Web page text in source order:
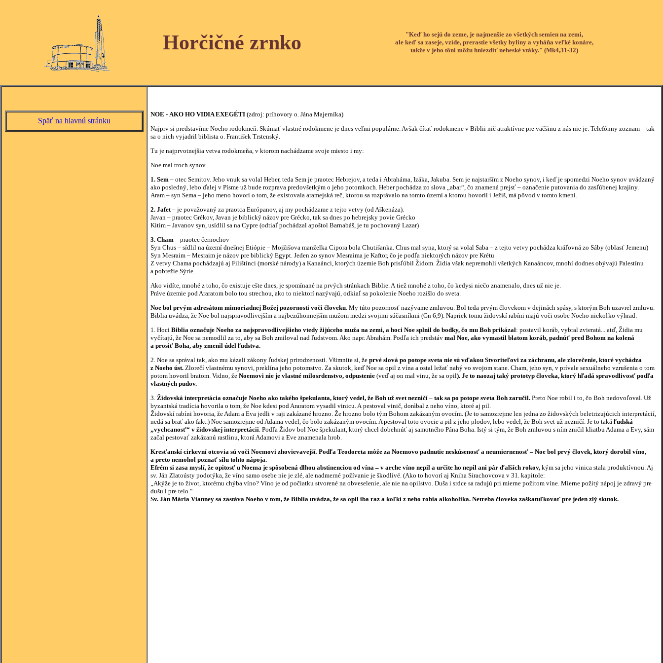
Horčičné zrnko
"Keď ho sejú do zeme, je najmenšie zo všetkých semien na zemi,
ale keď sa zaseje, vzíde, prerastie všetky byliny a vyháňa veľké konáre,
takže v jeho tôni môžu hniezdiť nebeské vtáky." (Mk4,31-32)
Späť na hlavnú stránku
NOE - AKO HO VIDIA EXEGÉTI (zdroj: príhovory o. Jána Majerníka)
Najprv si predstavíme Noeho rodokmeň. Skúmať vlastné rodokmene je dnes veľmi populárne. Avšak čítať rodokmene v Biblii nič atraktívne pre väčšinu z nás nie je. Telefónny zoznam – tak
sa o nich vyjadril biblista o. František Trstenský.
Tu je najprvotnejšia vetva rodokmeňa, v ktorom nachádzame svoje miesto i my:
Noe mal troch synov.
1. Sem – otec Semitov. Jeho vnuk sa volal Heber, teda Sem je praotec Hebrejov, a teda i Abraháma, Izáka, Jakuba. Sem je najstarším z Noeho synov, i keď je spomedzi Noeho synov uvádzaný
ako posledný, lebo ďalej v Písme už bude rozprava predovšetkým o jeho potomkoch. Heber pochádza zo slova „abar“, čo znamená prejsť – označenie putovania do zasľúbenej krajiny.
Aram – syn Sema – jeho meno hovorí o tom, že existovala aramejská reč, ktorou sa rozprávalo na tomto území a ktorou hovoril i Ježiš, má pôvod v tomto kmeni.
2. Jafet– je považovaný za praotca Európanov, aj my pochádzame z tejto vetvy (od Aškenáza).
Javan – praotec Grékov, Javan je biblický názov pre Grécko, tak sa dnes po hebrejsky povie Grécko
Kitim – Javanov syn, usídlil sa na Cypre (odtiaľ pochádzal apoštol Barnabáš, je tu pochovaný Lazar)
3. Cham – praotec černochov
Syn Chus – sídlil na území dnešnej Etiópie – Mojžišova manželka Cipora bola Chutišanka. Chus mal syna, ktorý sa volal Saba – z tejto vetvy pochádza kráľovná zo Sáby (oblasť Jemenu)
Syn Mesraim – Mesraim je názov pre biblický Egypt. Jeden zo synov Mesraima je Kaftor, čo je podľa niektorých názov pre Krétu
Z vetvy Chama pochádzajú aj Filištínci (morské národy) a Kanaánci, ktorých územie Boh prisľúbil Židom. Židia však nepremohli všetkých Kanaáncov, mnohí dodnes obývajú Palestínu
a pobrežie Sýrie.
Ako vidíte, mnohé z toho, čo existuje ešte dnes, je spomínané na prvých stránkach Biblie. A tiež mnohé z toho, čo kedysi niečo znamenalo, dnes už nie je.
Práve územie pod Araratom bolo tou strechou, ako to niektorí nazývajú, odkiaľ sa pokolenie Noeho rozišlo do sveta.
Noe bol prvým adresátom mimoriadnej Božej pozornosti voči človeku. My túto pozornosť nazývame zmluvou. Bol teda prvým človekom v dejinách spásy, s ktorým Boh uzavrel zmluvu.
Biblia uvádza, že Noe bol najspravodlivejším a najbezúhonnejším mužom medzi svojimi súčasníkmi (Gn 6,9). Napriek tomu židovskí rabíni majú voči osobe Noeho niekoľko výhrad:
1. Hoci Biblia označuje Noeho za najspravodlivejšieho vtedy žijúceho muža na zemi, a hoci Noe splnil do bodky, čo mu Boh prikázal: postavil koráb, vybral zvieratá... atď, Židia mu
vyčítajú, že Noe sa nemodlil za to, aby sa Boh zmiloval nad ľudstvom. Ako napr. Abrahám. Podľa ich predstáv mal Noe, ako vymastil blatom koráb, padnúť pred Bohom na kolená
a prosiť Boha, aby zmenil údel ľudstva.
2. Noe sa správal tak, ako mu kázali zákony ľudskej prirodzenosti. Všimnite si, že prvé slová po potope sveta nie sú vďakou Stvoriteľovi za záchranu, ale zlorečenie, ktoré vychádza
z Noeho úst. Zlorečí vlastnému synovi, preklína jeho potomstvo. Za skutok, keď Noe sa opil z vína a ostal ležať nahý vo svojom stane. Cham, jeho syn, v prívale sexuálneho vzrušenia o tom
potom hovoril bratom. Vidno, že Noemovi nie je vlastné milosrdenstvo, odpustenie (veď aj on mal vinu, že sa opil). Je to naozaj taký prototyp človeka, ktorý hľadá spravodlivosť podľa
vlastných pudov.
3. Židovská interpretácia označuje Noeho ako takého špekulanta, ktorý vedel, že Boh už svet nezničí – tak sa po potope sveta Boh zaručil. Preto Noe robil i to, čo Boh nedovoľoval. Už
byzantská tradícia hovorila o tom, že Noe kdesi pod Araratom vysadil vinicu. A pestoval vinič, dorábal z neho víno, ktoré aj pil.
Židovskí rabíni hovoria, že Adam a Eva jedli v raji zakázané hrozno. Že hrozno bolo tým Bohom zakázaným ovocím. (Je to samozrejme len jedna zo židovských beletrizujúcich interpretácií,
nedá sa brať ako fakt.) Noe samozrejme od Adama vedel, čo bolo zakázaným ovocím. A pestoval toto ovocie a pil z jeho plodov, lebo vedel, že Boh svet už nezničí. Je to taká ľudská
„vychcanosť“ v židovskej interpretácii. Podľa Židov bol Noe špekulant, ktorý chcel dobehnúť aj samotného Pána Boha. Istý si tým, že Boh zmluvou s ním zničil kliatbu Adama a Evy, sám
začal pestovať zakázanú rastlinu, ktorá Adamovi a Eve znamenala hrob.
Kresťanskí cirkevní otcovia sú voči Noemovi zhovievavejší. Podľa Teodoreta môže za Noemovo padnutie neskúsenosť a neumiernenosť – Noe bol prvý človek, ktorý dorobil víno,
a preto nemohol poznať silu tohto nápoja.
Efrém si zasa myslí, že opitosť u Noema je spôsobená dlhou abstinenciou od vína – v arche víno nepil a určite ho nepil ani pár ďalších rokov, kým sa jeho vinica stala produktívnou. Aj
sv. Ján Zlatoústy podotýka, že víno samo osebe nie je zlé, ale nadmerné požívanie je škodlivé. (Ako to hovorí aj Kniha Sirachovcova v 31. kapitole:
„Akýže je to život, ktorému chýba víno? Víno je od počiatku stvorené na obveselenie, ale nie na opilstvo. Duša i srdce sa radujú pri mierne požitom víne. Mierne požitý nápoj je zdravý pre
dušu i pre telo.“
Sv. Ján Mária Vianney sa zastáva Noeho v tom, že Biblia uvádza, že sa opil iba raz a koľkí z neho robia alkoholika. Netreba človeka zaškatuľkovať pre jeden zlý skutok.